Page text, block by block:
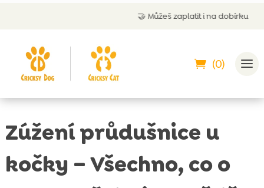
Můžeš zaplatit i na dobírku
(0)
Zúžení průdušnice u
kočky – Všechno, co o